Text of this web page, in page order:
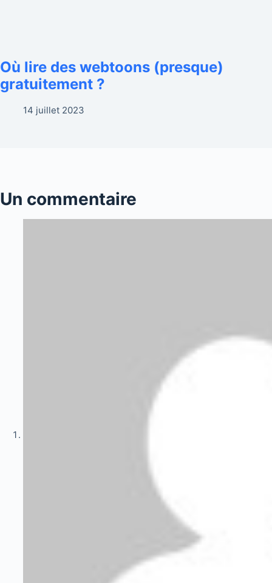
Où lire des webtoons (presque)
gratuitement ?
14 juillet 2023
Un commentaire